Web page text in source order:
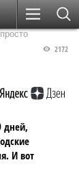
2172
дней,
И вот